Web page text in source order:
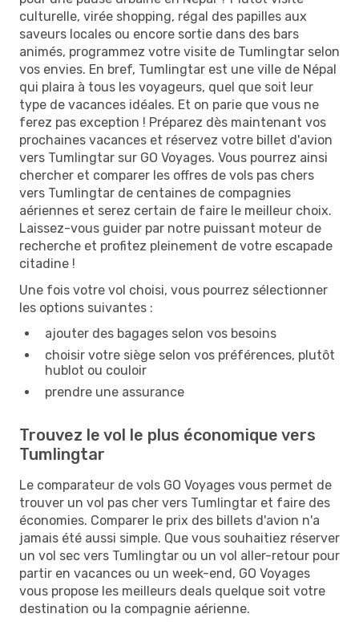
culturelle, virée shopping, régal des papilles aux
saveurs locales ou encore sortie dans des bars
animés, programmez votre visite de Tumlingtar selon
vos envies. En bref, Tumlingtar est une ville de Népal
qui plaira à tous les voyageurs, quel que soit leur
type de vacances idéales. Et on parie que vous ne
ferez pas exception ! Préparez dès maintenant vos
prochaines vacances et réservez votre billet d'avion
vers Tumlingtar sur GO Voyages. Vous pourrez ainsi
chercher et comparer les offres de vols pas chers
vers Tumlingtar de centaines de compagnies
aériennes et serez certain de faire le meilleur choix.
Laissez-vous guider par notre puissant moteur de
recherche et profitez pleinement de votre escapade
citadine !
Une fois votre vol choisi, vous pourrez sélectionner
les options suivantes :
ajouter des bagages selon vos besoins
choisir votre siège selon vos préférences, plutôt
hublot ou couloir
prendre une assurance
Trouvez le vol le plus économique vers
Tumlingtar
Le comparateur de vols GO Voyages vous permet de
trouver un vol pas cher vers Tumlingtar et faire des
économies. Comparer le prix des billets d'avion n'a
jamais été aussi simple. Que vous souhaitiez réserver
un vol sec vers Tumlingtar ou un vol aller-retour pour
partir en vacances ou un week-end, GO Voyages
vous propose les meilleurs deals quelque soit votre
destination ou la compagnie aérienne.